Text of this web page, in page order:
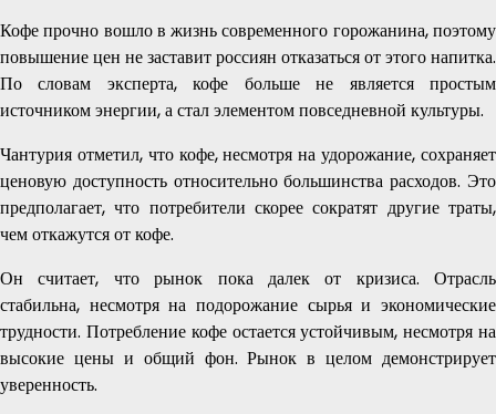
Кофе прочно вошло в жизнь современного горожанина, поэтому
повышение цен не заставит россиян отказаться от этого напитка.
По словам эксперта, кофе больше не является простым
источником энергии, а стал элементом повседневной культуры.
Чантурия отметил, что кофе, несмотря на удорожание, сохраняет
ценовую доступность относительно большинства расходов. Это
предполагает, что потребители скорее сократят другие траты,
чем откажутся от кофе.
Он считает, что рынок пока далек от кризиса. Отрасль
стабильна, несмотря на подорожание сырья и экономические
трудности. Потребление кофе остается устойчивым, несмотря на
высокие цены и общий фон. Рынок в целом демонстрирует
уверенность.